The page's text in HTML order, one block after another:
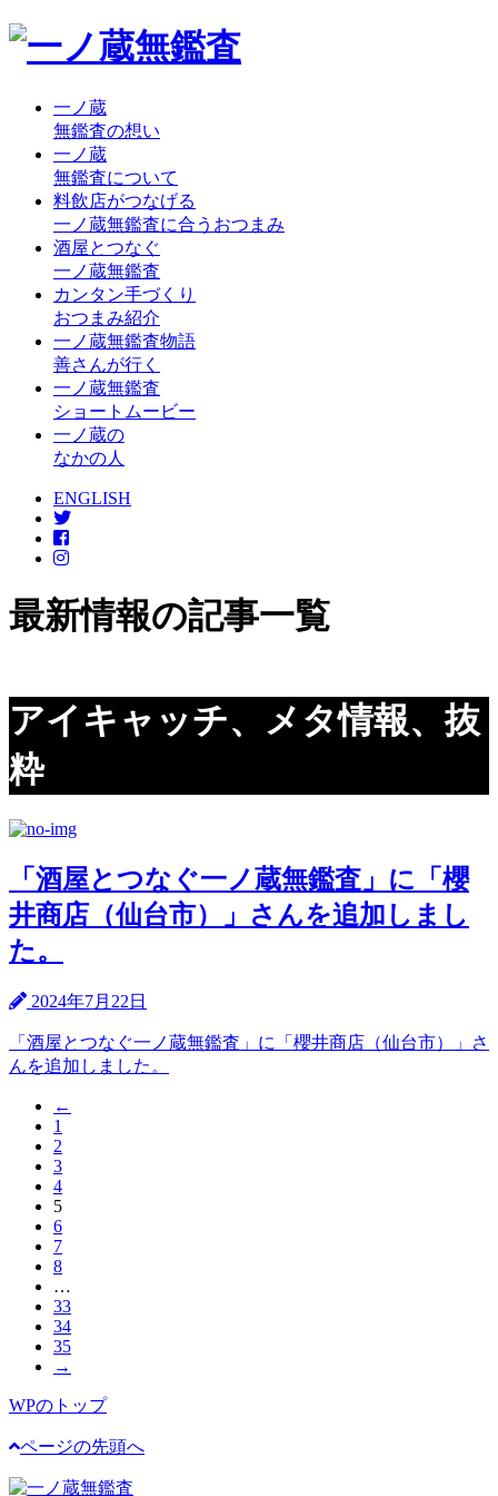
一ノ蔵
無鑑査の想い
一ノ蔵
無鑑査について
料飲店がつなげる
一ノ蔵無鑑査に合うおつまみ
酒屋とつなぐ
一ノ蔵無鑑査
カンタン手づくり
おつまみ紹介
一ノ蔵無鑑査物語
善さんが行く
一ノ蔵無鑑査
ショートムービー
一ノ蔵の
なかの人
ENGLISH
最新情報の記事一覧
アイキャッチ、メタ情報、抜
粋
「酒屋とつなぐ一ノ蔵無鑑査」に「櫻
井商店（仙台市）」さんを追加しまし
た。
2024年7月22日
「酒屋とつなぐ一ノ蔵無鑑査」に「櫻井商店（仙台市）」さ
んを追加しました。
←
1
2
3
4
5
6
7
8
…
33
34
35
→
WPのトップ
ページの先頭へ